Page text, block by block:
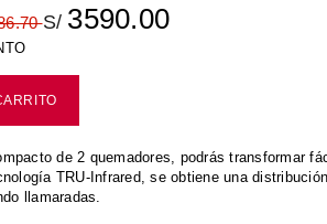
S/ 3590.00
de 2 quemadores, podrás transformar
TRU-Infrared, se obtiene una
llamaradas.